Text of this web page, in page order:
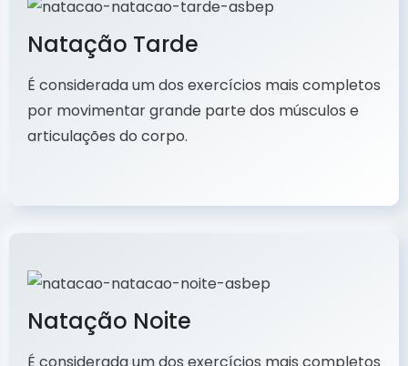
Natação Tarde
É considerada um dos exercícios mais completos
por movimentar grande parte dos músculos e
articulações do corpo.
Natação Noite
É considerada um dos exercícios mais completos